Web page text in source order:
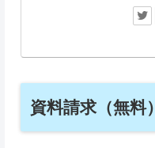
資料請求（無料）